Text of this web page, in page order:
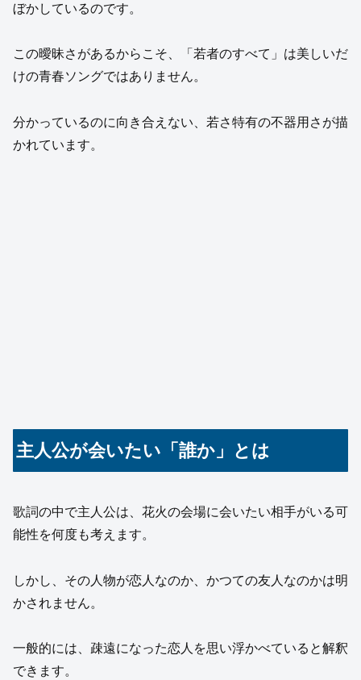
ぼかしているのです。
この曖昧さがあるからこそ、「若者のすべて」は美しいだ
けの青春ソングではありません。
分かっているのに向き合えない、若さ特有の不器用さが描
かれています。
主人公が会いたい「誰か」とは
歌詞の中で主人公は、花火の会場に会いたい相手がいる可
能性を何度も考えます。
しかし、その人物が恋人なのか、かつての友人なのかは明
かされません。
一般的には、疎遠になった恋人を思い浮かべていると解釈
できます。